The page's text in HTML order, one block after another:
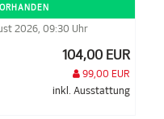
2026, 09:30 Uhr
104,00 EUR
99,00 EUR
inkl. Ausstattung